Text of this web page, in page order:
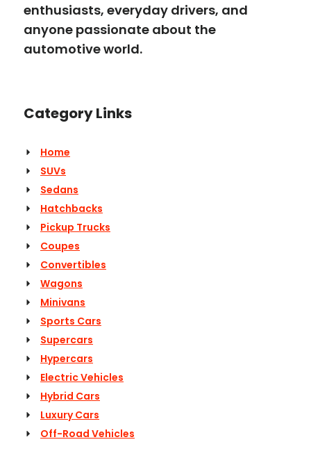
enthusiasts, everyday drivers, and
anyone passionate about the
automotive world.
Category Links
Home
SUVs
Sedans
Hatchbacks
Pickup Trucks
Coupes
Convertibles
Wagons
Minivans
Sports Cars
Supercars
Hypercars
Electric Vehicles
Hybrid Cars
Luxury Cars
Off-Road Vehicles